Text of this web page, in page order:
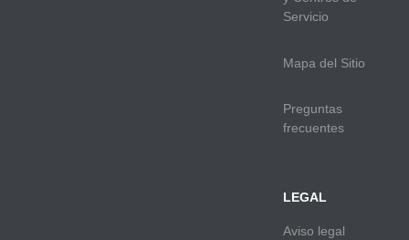
Servicio
Mapa del Sitio
Preguntas
frecuentes
LEGAL
Aviso legal